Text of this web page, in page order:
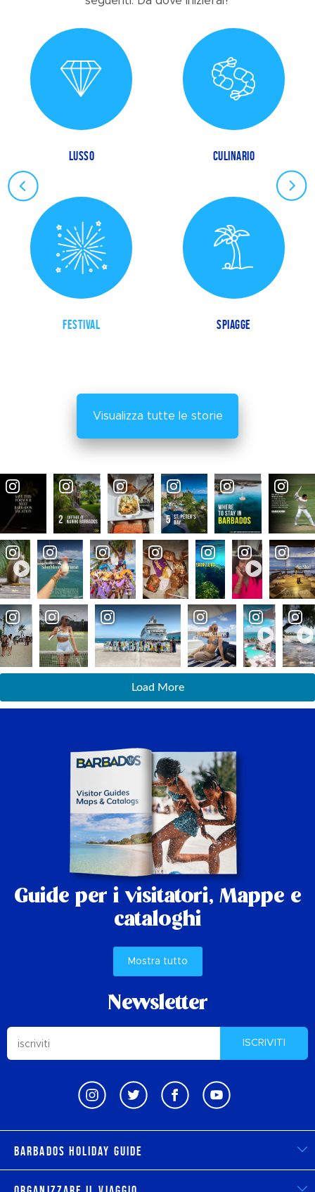
LUSSO
FESTIVAL
CULINARIO
SPIAGGE
Visualizza tutte le storie
Load More
Guide per i visitatori, Mappe e
cataloghi
Mostra tutto
Newsletter
ISCRIVITI
Barbados Holiday Guide